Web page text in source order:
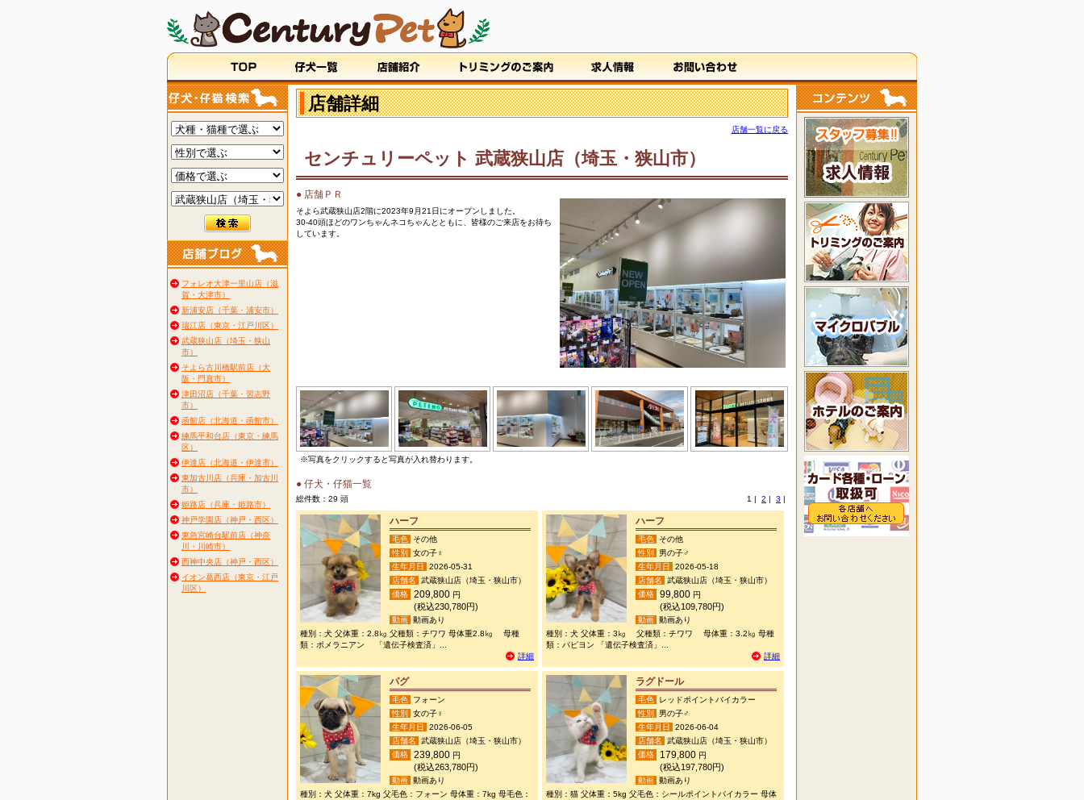
フォレオ大津一里山店（滋
賀・大津市）
新浦安店（千葉・浦安市）
瑞江店（東京・江戸川区）
武蔵狭山店（埼玉・狭山
市）
そよら古川橋駅前店（大
阪・門真市）
津田沼店（千葉・習志野
市）
函館店（北海道・函館市）
練馬平和台店（東京・練馬
区）
伊達店（北海道・伊達市）
東加古川店（兵庫・加古川
市）
姫路店（兵庫・姫路市）
神戸学園店（神戸・西区）
東急宮崎台駅前店（神奈
川・川崎市）
西神中央店（神戸・西区）
イオン葛西店（東京・江戸
川区）
店舗詳細
店舗一覧に戻る
センチュリーペット 武蔵狭山店（埼玉・狭山市）
● 店舗ＰＲ
そよら武蔵狭山店2階に2023年9月21日にオープンしました。
30-40頭ほどのワンちゃんネコちゃんとともに、皆様のご来店をお待ち
しています。
※写真をクリックすると写真が入れ替わります。
● 仔犬・仔猫一覧
総件数：29 頭 1 2 3
ハーフ
毛色
その他
性別
女の子♀
生年月日
2026-05-31
店舗名
武蔵狭山店（埼玉・狭山市）
価格
209,800 円
(税込230,780円)
動画
動画あり
種別：犬 父体重：2.8㎏ 父種類：チワワ 母体重2.8㎏ 母種
類：ポメラニアン 「遺伝子検査済」...
詳細
ハーフ
毛色
その他
性別
男の子♂
生年月日
2026-05-18
店舗名
武蔵狭山店（埼玉・狭山市）
価格
99,800 円
(税込109,780円)
動画
動画あり
種別：犬 父体重：3㎏ 父種類：チワワ 母体重：3.2㎏ 母種
類：パピヨン 「遺伝子検査済」...
詳細
パグ
毛色
フォーン
性別
女の子♀
生年月日
2026-06-05
店舗名
武蔵狭山店（埼玉・狭山市）
価格
239,800 円
(税込263,780円)
動画
動画あり
種別：犬 父体重：7kg 父毛色：フォーン 母体重：7kg 母毛色：
ラグドール
毛色
レッドポイントバイカラー
性別
男の子♂
生年月日
2026-06-04
店舗名
武蔵狭山店（埼玉・狭山市）
価格
179,800 円
(税込197,780円)
動画
動画あり
種別：猫 父体重：5kg 父毛色：シールポイントバイカラー 母体